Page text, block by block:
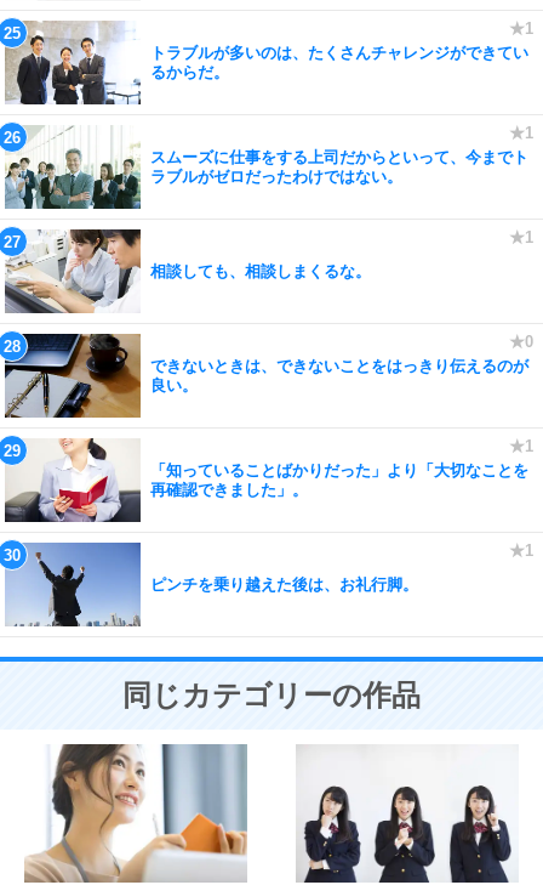
トラブルが多いのは、たくさんチャレンジができてい
るからだ。
スムーズに仕事をする上司だからといって、今までト
ラブルがゼロだったわけではない。
相談しても、相談しまくるな。
できないときは、できないことをはっきり伝えるのが
良い。
「知っていることばかりだった」より「大切なことを
再確認できました」。
ピンチを乗り越えた後は、お礼行脚。
同じカテゴリーの作品